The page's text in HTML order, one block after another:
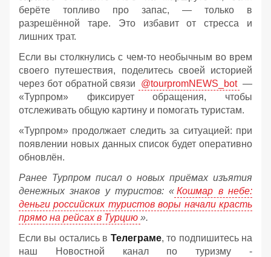
берёте топливо про запас, — только в
разрешённой таре. Это избавит от стресса и
лишних трат.
Если вы столкнулись с чем-то необычным во врем
своего путешествия, поделитесь своей историей
через бот обратной связи
@tourpromNEWS_bot —
«Турпром» фиксирует обращения, чтобы
отслеживать общую картину и помогать туристам.
«Турпром» продолжает следить за ситуацией: при
появлении новых данных список будет оперативно
обновлён.
Ранее Турпром писал о новых приёмах изъятия
денежных знаков у туристов: « Кошмар в небе:
деньги российских туристов воры начали красть
прямо на рейсах в Турцию ».
Если вы остались в Телеграме, то подпишитесь на
наш Новостной канал по туризму -